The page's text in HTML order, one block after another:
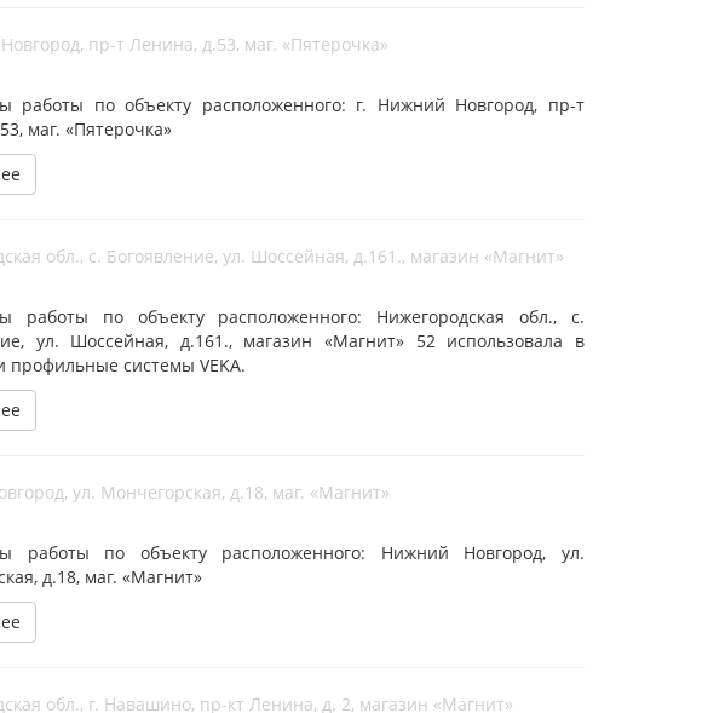
пр-т Ленина, д.53, маг. «Пятерочка»
работы по объекту расположенного: г. Нижний Новгород, пр-т
маг. «Пятерочка»
обл., с. Богоявление, ул. Шоссейная, д.161., магазин «Магнит»
работы по объекту расположенного: Нижегородская обл., с.
ул. Шоссейная, д.161., магазин «Магнит» 52 использовала в
профильные системы VEKA.
ул. Мончегорская, д.18, маг. «Магнит»
работы по объекту расположенного: Нижний Новгород, ул.
д.18, маг. «Магнит»
обл., г. Навашино, пр-кт Ленина, д. 2, магазин «Магнит»